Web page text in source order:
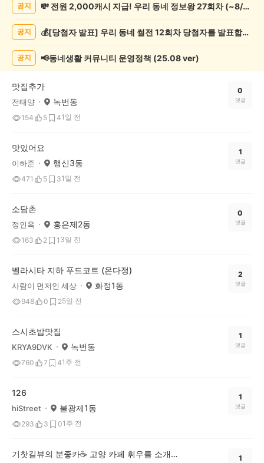
목
공지 💸 전원 2,000캐시 지급! 우리 동네 정보왕 27회차 (~8/10)
공지 💰[당첨자 발표] 우리 동네 썰전 12회차 당첨자를 발표합니다!
공지 📢동네생활 커뮤니티 운영정책 (25.08 ver)
맛집추가
전태양 녹번동
154 5 41일 전
0
댓글
맛있어요
이하준 행신3동
471 5 31일 전
1
댓글
소담촌
정인옥 홍은제2동
163 2 1 3일 전
0
댓글
벨라시타 지하 푸드코트 (온다정)
사람이 먼저인 세상 화정1동
948 0 25일 전
2
댓글
스시초밥맛집
KRYA9DVK 녹번동
760 7 41주 전
1
댓글
126
hiStreet 불광제1동
293 3 01주 전
1
댓글
기찻길뷰의 분좋카☕ 고양 카페 휘우를 소개합니다. 1